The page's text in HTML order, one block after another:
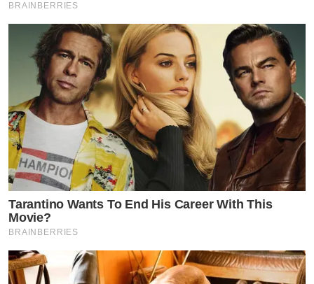
BRAINBERRIES
Tarantino Wants To End His Career With This
Movie?
BRAINBERRIES